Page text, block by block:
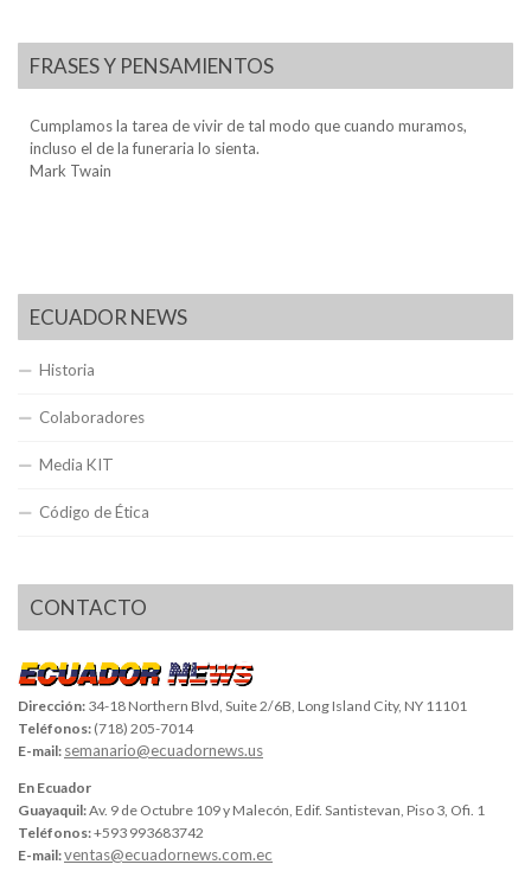
FRASES Y PENSAMIENTOS
Cumplamos la tarea de vivir de tal modo que cuando muramos,
incluso el de la funeraria lo sienta.
Mark Twain
ECUADOR NEWS
Historia
Colaboradores
Media KIT
Código de Ética
CONTACTO
Dirección: 34-18 Northern Blvd, Suite 2/6B, Long Island City, NY 11101
Teléfonos: (718) 205-7014
E-mail: semanario@ecuadornews.us
En Ecuador
Guayaquil:Av. 9 de Octubre 109 y Malecón, Edif. Santistevan, Piso 3, Ofi. 1
Teléfonos:+593 993683742
E-mail:ventas@ecuadornews.com.ec